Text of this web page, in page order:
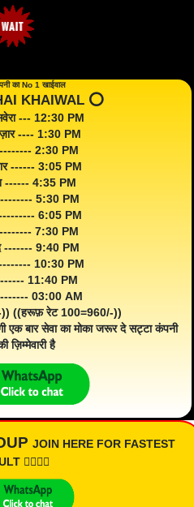
का No 1 खाईवाल
KHAIWAL ⭕️
--- 12:30 PM
---- 1:30 PM
-------- 2:30 PM
------ 3:05 PM
------ 4:35 PM
5:30 PM
--------- 6:05 PM
-------- 7:30 PM
------- 9:40 PM
-------- 10:30 PM
11:40 PM
03:00 AM
)) ((हरूफ़ रेट 100=960/-))
एक बार सेवा का मोका जरूर दे सट्टा कंपनी
ज़िम्मेवारी है
JOIN HERE FOR FASTEST
👇🏾👇🏾